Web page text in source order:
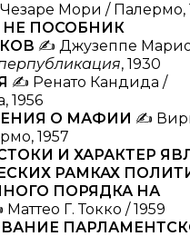
Мори / Палермо,
ПОСОБНИК
✍️ Джузеппе
, 1930
✍️ Ренато Кандида /
1956
О МАФИИ ✍️
1957
И ХАРАКТЕР
РАМКАХ
ПОРЯДКА НА
Г. Токко / 1959